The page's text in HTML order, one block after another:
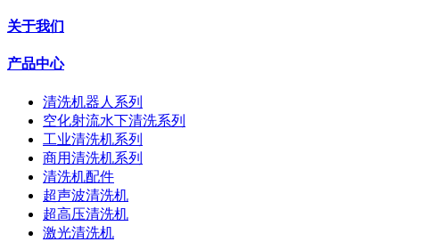
关于我们
产品中心
清洗机器人系列
空化射流水下清洗系列
工业清洗机系列
商用清洗机系列
清洗机配件
超声波清洗机
超高压清洗机
激光清洗机